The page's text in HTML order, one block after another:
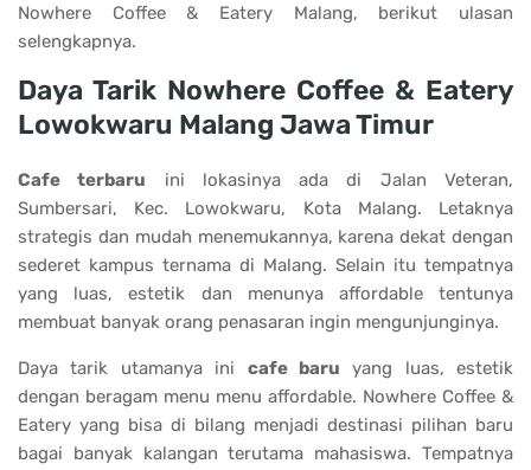
Nowhere Coffee & Eatery Malang, berikut ulasan
selengkapnya.
Daya Tarik Nowhere Coffee & Eatery
Lowokwaru Malang Jawa Timur
Cafe terbaru ini lokasinya ada di Jalan Veteran,
Sumbersari, Kec. Lowokwaru, Kota Malang. Letaknya
strategis dan mudah menemukannya, karena dekat dengan
sederet kampus ternama di Malang. Selain itu tempatnya
yang luas, estetik dan menunya affordable tentunya
membuat banyak orang penasaran ingin mengunjunginya.
Daya tarik utamanya ini cafe baru yang luas, estetik
dengan beragam menu menu affordable. Nowhere Coffee &
Eatery yang bisa di bilang menjadi destinasi pilihan baru
bagai banyak kalangan terutama mahasiswa. Tempatnya